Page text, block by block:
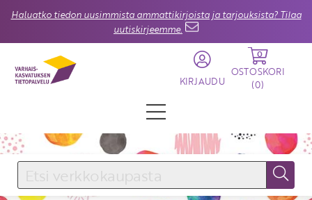
Haluatko tiedon uusimmista ammattikirjoista ja tarjouksista? Tilaa
uutiskirjeemme.
KIRJAUDU
0
OSTOSKORI
(0)
KIRJAUDU SISÄÄN
Käyttäjätunnus